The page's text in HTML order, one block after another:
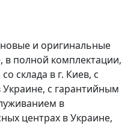
и оригинальные
в полной комплектации,
склада в г. Киев, с
с гарантийным
в
центрах в Украине,